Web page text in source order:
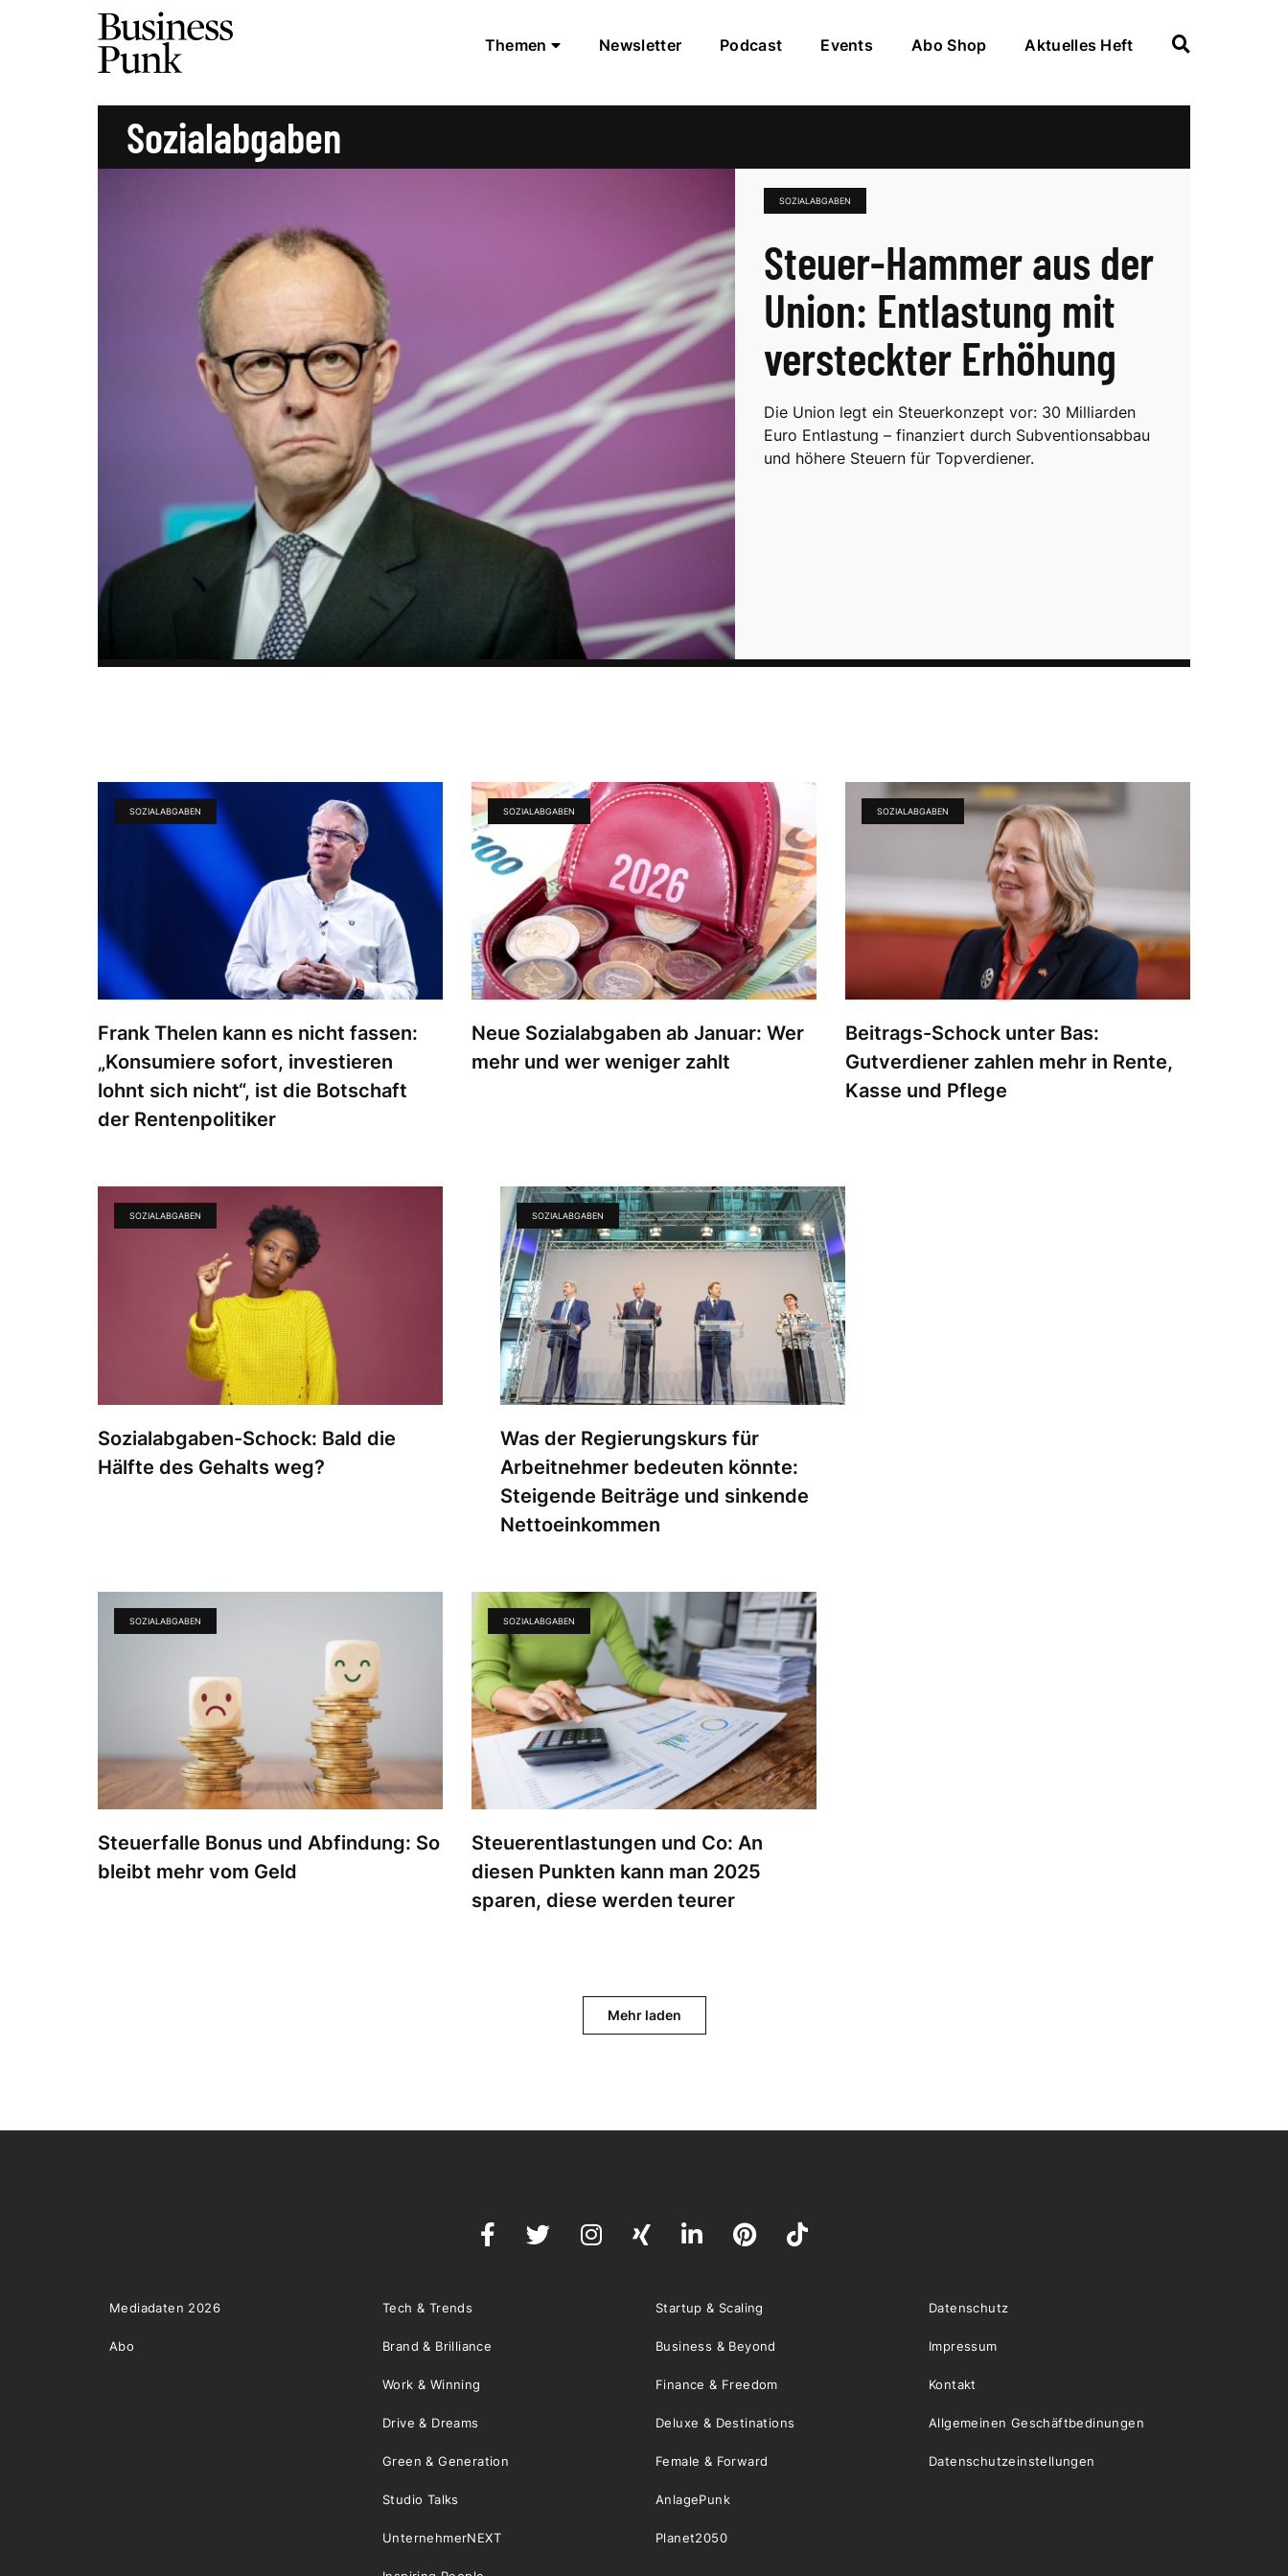
Themen Newsletter Podcast Events Abo Shop Aktuelles Heft
Sozialabgaben
SOZIALABGABEN
Steuer-Hammer aus der
Union: Entlastung mit
versteckter Erhöhung
Die Union legt ein Steuerkonzept vor: 30 Milliarden
Euro Entlastung – finanziert durch Subventionsabbau
und höhere Steuern für Topverdiener.
Frank Thelen kann es nicht fassen:
„Konsumiere sofort, investieren
lohnt sich nicht“, ist die Botschaft
der Rentenpolitiker
SOZIALABGABEN
Neue Sozialabgaben ab Januar: Wer
mehr und wer weniger zahlt
SOZIALABGABEN
Beitrags-Schock unter Bas:
Gutverdiener zahlen mehr in Rente,
Kasse und Pflege
SOZIALABGABEN
Sozialabgaben-Schock: Bald die
Hälfte des Gehalts weg?
SOZIALABGABEN
Was der Regierungskurs für
Arbeitnehmer bedeuten könnte:
Steigende Beiträge und sinkende
Nettoeinkommen
SOZIALABGABEN
Steuerfalle Bonus und Abfindung: So
bleibt mehr vom Geld
SOZIALABGABEN
Steuerentlastungen und Co: An
diesen Punkten kann man 2025
sparen, diese werden teurer
SOZIALABGABEN
Mehr laden
Mediadaten 2026
Abo
Tech & Trends Startup & Scaling
Brand & Brilliance Business & Beyond
Work & Winning Finance & Freedom
Drive & Dreams Deluxe & Destinations
Green & Generation Female & Forward
Studio Talks AnlagePunk
UnternehmerNEXT Planet2050
Datenschutz
Impressum
Kontakt
Allgemeinen Geschäftbedinungen
Datenschutzeinstellungen